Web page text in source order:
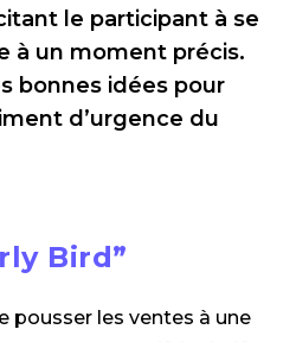
le participant à se
à un moment précis.
bonnes idées pour
d’urgence du
Bird”
pousser les ventes à une